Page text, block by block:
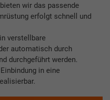
wir das passende
erfolgt schnell und
verstellbare
automatisch durch
durchgeführt werden.
in eine